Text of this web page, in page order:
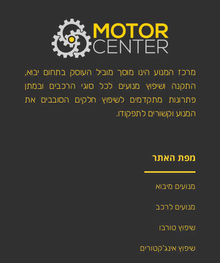
מרכז המנוע הינו מוסך מוביל העוסק בתחום יבוא,
התקנה ושיפוץ מנועים לכל סוגי הרכבים ובמתן
פתרונות מתקדמים לשיפוץ חלקים הסובבים את
המנוע וקשורים לתפקודו.
מפת האתר
מנועים מיבוא
מנועים לרכב
שיפוץ טורבו
שיפוץ אינג'קטורים